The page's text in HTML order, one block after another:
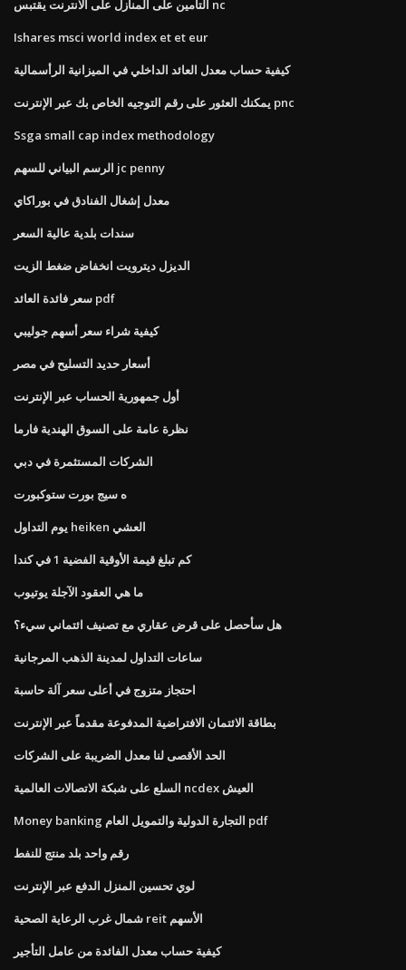
التأمين على المنازل على الانترنت يقتبس nc
Ishares msci world index et et eur
كيفية حساب معدل العائد الداخلي في الميزانية الرأسمالية
يمكنك العثور على رقم التوجيه الخاص بك عبر الإنترنت pnc
Ssga small cap index methodology
الرسم البياني للسهم jc penny
معدل إشغال الفنادق في بوراكاي
سندات بلدية عالية السعر
الديزل ديترويت انخفاض ضغط الزيت
سعر فائدة العائد pdf
كيفية شراء سعر أسهم جوليبي
أسعار حديد التسليح في مصر
أول جمهورية الحساب عبر الإنترنت
نظرة عامة على السوق الهندية فارما
الشركات المستثمرة في دبي
ه سيج بورت ستوكبورت
يوم التداول heiken العشي
كم تبلغ قيمة الأوقية الفضية 1 في كندا
ما هي العقود الآجلة يوتيوب
هل سأحصل على قرض عقاري مع تصنيف ائتماني سيء؟
ساعات التداول لمدينة الذهب المرجانية
احتجاز متزوج في أعلى سعر آلة حاسبة
بطاقة الائتمان الافتراضية المدفوعة مقدماً عبر الإنترنت
الحد الأقصى لنا معدل الضريبة على الشركات
السلع على شبكة الاتصالات العالمية ncdex العيش
Money banking التجارة الدولية والتمويل العام pdf
رقم واحد بلد منتج للنفط
لوي تحسين المنزل الدفع عبر الإنترنت
شمال غرب الرعاية الصحية reit الأسهم
كيفية حساب معدل الفائدة من عامل التأجير